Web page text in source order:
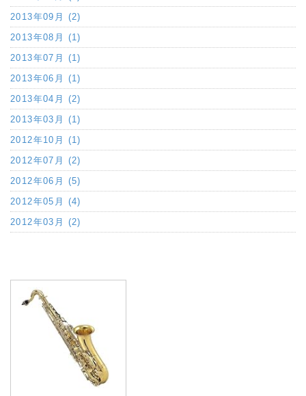
2013年09月 (2)
2013年08月 (1)
2013年07月 (1)
2013年06月 (1)
2013年04月 (2)
2013年03月 (1)
2012年10月 (1)
2012年07月 (2)
2012年06月 (5)
2012年05月 (4)
2012年03月 (2)